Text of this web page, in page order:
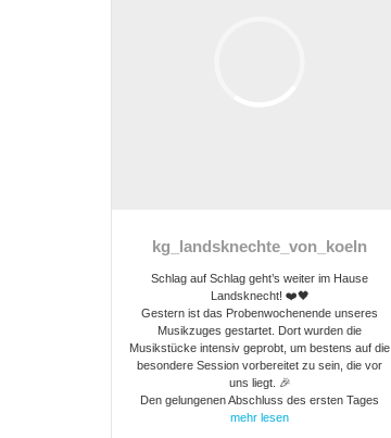
kg_landsknechte_von_koeln
Schlag auf Schlag geht’s weiter im Hause
Landsknecht! ❤️🖤
Gestern ist das Probenwochenende unseres
Musikzuges gestartet. Dort wurden die
Musikstücke intensiv geprobt, um bestens auf die
besondere Session vorbereitet zu sein, die vor
uns liegt. 🎉
Den gelungenen Abschluss des ersten Tages
mehr lesen